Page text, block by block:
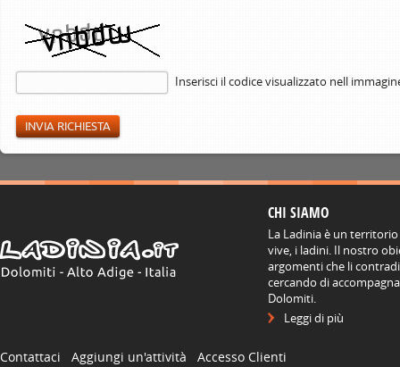
Inserisci il codice visualizzato nell
CHI SIAMO
La Ladinia è un
vive, i ladini. Il nostro
argomenti che li
cercando di
Dolomiti.
Leggi di più
Contattaci Aggiungi un'attività Accesso Clienti